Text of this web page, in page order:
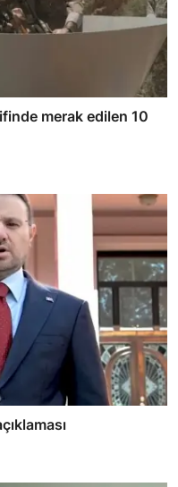
merak edilen 10